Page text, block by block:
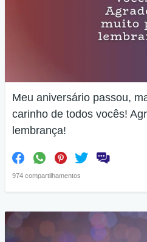
Meu aniversário passou,
carinho de todos vocês!
lembrança!
974 compartilhamentos